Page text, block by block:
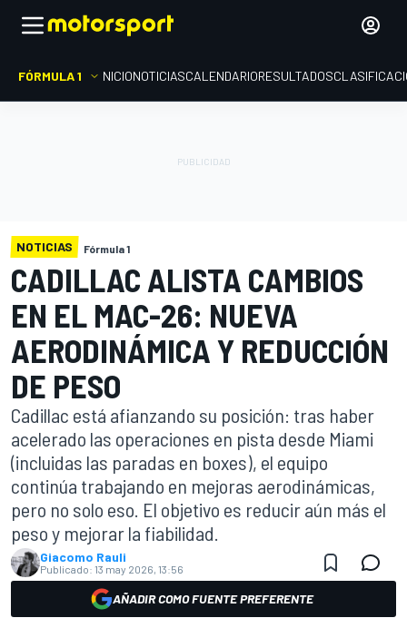
FÓRMULA 1 INICIONOTICIASCALENDARIORESULTADOS
NOTICIAS Fórmula 1
CADILLAC ALISTA CAMBIOS
EN EL MAC-26: NUEVA
AERODINÁMICA Y REDUCCIÓN
DE PESO
Cadillac está afianzando su posición: tras haber
acelerado las operaciones en pista desde Miami
(incluidas las paradas en boxes), el equipo
continúa trabajando en mejoras aerodinámicas,
pero no solo eso. El objetivo es reducir aún más el
peso y mejorar la fiabilidad.
Giacomo Rauli
Publicado: 13 may 2026, 13:56
AÑADIR COMO FUENTE PREFERENTE